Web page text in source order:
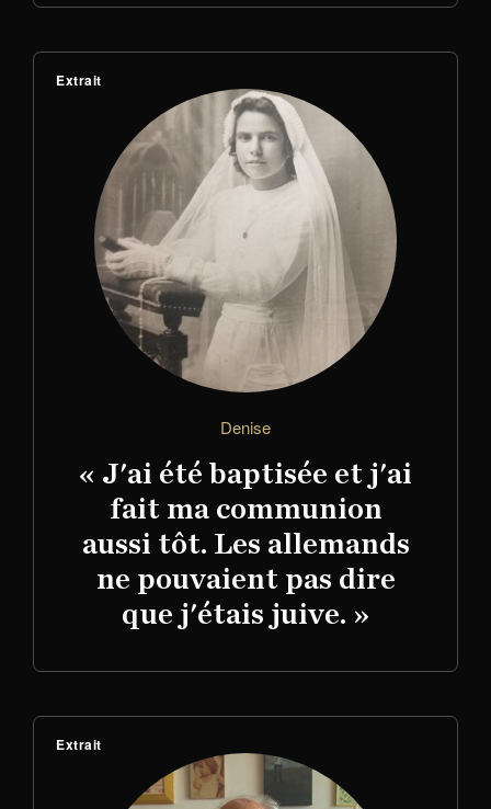
Extrait
Denise
« J'ai été baptisée et j'ai
fait ma communion
aussi tôt. Les allemands
ne pouvaient pas dire
que j'étais juive. »
Extrait